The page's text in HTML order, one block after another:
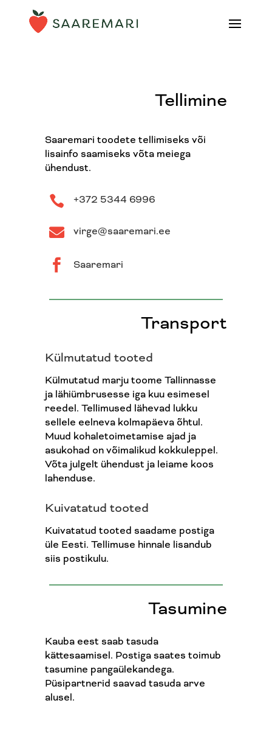
Tellimine
Saaremari toodete tellimiseks või
lisainfo saamiseks võta meiega
ühendust.
 +372 5344 6996
 virge@saaremari.ee
 Saaremari
Transport
Külmutatud tooted
Külmutatud marju toome Tallinnasse
ja lähiümbrusesse iga kuu esimesel
reedel. Tellimused lähevad lukku
sellele eelneva kolmapäeva õhtul.
Muud kohaletoimetamise ajad ja
asukohad on võimalikud kokkuleppel.
Võta julgelt ühendust ja leiame koos
lahenduse.
Kuivatatud tooted
Kuivatatud tooted saadame postiga
üle Eesti. Tellimuse hinnale lisandub
siis postikulu.
Tasumine
Kauba eest saab tasuda
kättesaamisel. Postiga saates toimub
tasumine pangaülekandega.
Püsipartnerid saavad tasuda arve
alusel.